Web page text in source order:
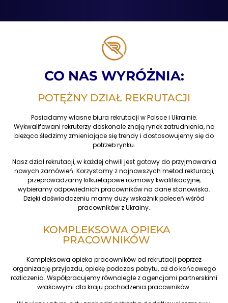
CO NAS WYRÓŻNIA:
POTĘŻNY DZIAŁ REKRUTACJI
Posiadamy własne biura rekrutacji w Polsce i Ukrainie.
Wykwalifowani rekruterzy doskonale znają rynek zatrudnienia, na
bieżąco śledzimy zmieniające się trendy i dostosowujemy się do
potrzeb rynku.
Nasz dział rekrutacji, w każdej chwili jest gotowy do przyjmowania
nowych zamówień. Korzystamy z najnowszych metod rekturacji,
przeprowadzamy kilkuetapowe rozmowy kwalifikacyjne,
wybieramy odpowiednich pracowników na dane stanowiska.
Dzięki doświadczeniu mamy duży wskaźnik poleceń wśród
pracowników z Ukrainy.
KOMPLEKSOWA OPIEKA
PRACOWNIKÓW
Kompleksowa opieka pracowników od rekrutacji poprzez
organizację przyjazdu, opiekę podczas pobytu, aż do końcowego
rozliczenia. Współpracujemy równolegle z agencjami partnerskimi
właściwymi dla kraju pochodzenia pracowników.